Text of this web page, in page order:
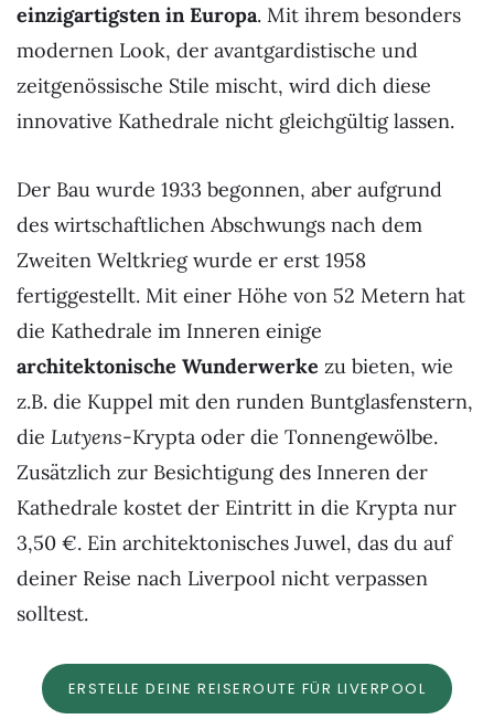
einzigartigsten in Europa. Mit ihrem besonders
modernen Look, der avantgardistische und
zeitgenössische Stile mischt, wird dich diese
innovative Kathedrale nicht gleichgültig lassen.
Der Bau wurde 1933 begonnen, aber aufgrund
des wirtschaftlichen Abschwungs nach dem
Zweiten Weltkrieg wurde er erst 1958
fertiggestellt. Mit einer Höhe von 52 Metern hat
die Kathedrale im Inneren einige
architektonische Wunderwerke zu bieten, wie
z.B. die Kuppel mit den runden Buntglasfenstern,
die Lutyens-Krypta oder die Tonnengewölbe.
Zusätzlich zur Besichtigung des Inneren der
Kathedrale kostet der Eintritt in die Krypta nur
3,50 €. Ein architektonisches Juwel, das du auf
deiner Reise nach Liverpool nicht verpassen
solltest.
ERSTELLE DEINE REISEROUTE FÜR LIVERPOOL